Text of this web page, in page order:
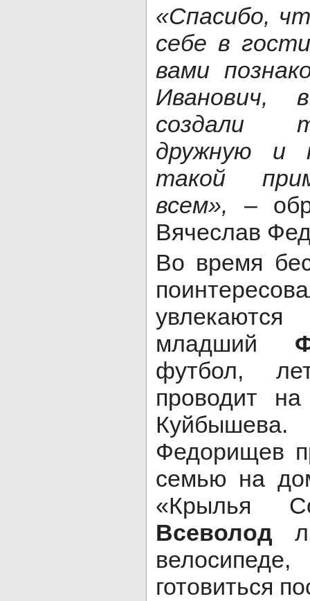
«Спасибо,
себе в
вами
Иванович,
создали
дружную и
такой
всем», –
Вячеслав
Во время
младший
футбол,
проводит
Федорищев
семью на
«Крылья
Всеволод
готовиться